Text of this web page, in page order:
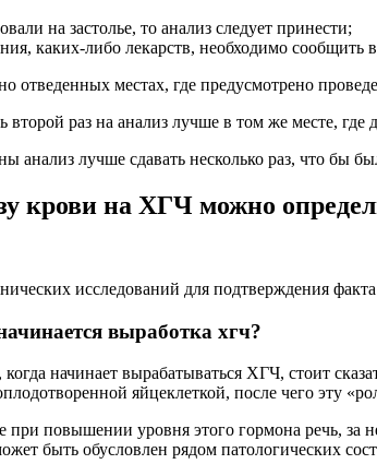
на застолье, то анализ следует принести;
каких-либо лекарств, необходимо сообщить
отведенных местах, где предусмотрено
второй раз на анализ лучше в том же месте,
анализ лучше сдавать несколько раз, что бы
крови на ХГЧ можно
исследований для подтверждения
выработка хгч?
начинает вырабатываться ХГЧ, стоит
яйцеклеткой, после чего эту
повышении уровня этого гормона речь, за
быть обусловлен рядом патологических